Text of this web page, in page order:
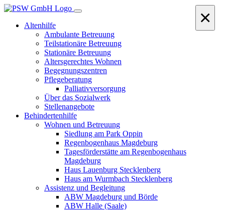
Altenhilfe
Ambulante Betreuung
Teilstationäre Betreuung
Stationäre Betreuung
Altersgerechtes Wohnen
Begegnungszentren
Pflegeberatung
Palliativversorgung
Über das Sozialwerk
Stellenangebote
Behindertenhilfe
Wohnen und Betreuung
Siedlung am Park Oppin
Regenbogenhaus Magdeburg
Tagesförderstätte am Regenbogenhaus
Magdeburg
Haus Lauenburg Stecklenberg
Haus am Wurmbach Stecklenberg
Assistenz und Begleitung
ABW Magdeburg und Börde
ABW Halle (Saale)
×